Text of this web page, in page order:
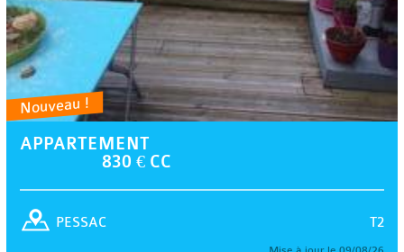
Nouveau !
APPARTEMENT
830 € CC
T2
PESSAC